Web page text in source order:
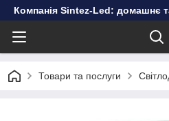
Компанія Sintez-Led: домашнє
Товари та послуги